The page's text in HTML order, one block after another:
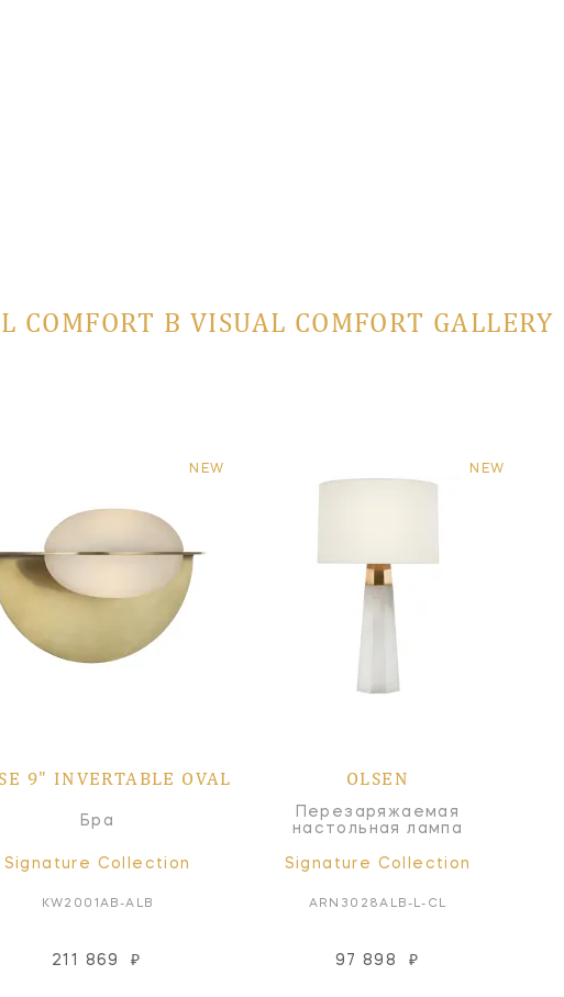
COMFORT В VISUAL COMFORT GALLERY
NEW
9" INVERTABLE OVAL
Бра
Signature Collection
KW2001AB-ALB
211 869 ₽
NEW
OLSEN
Перезаряжаемая
настольная лампа
Signature Collection
ARN3028ALB-L-CL
97 898 ₽